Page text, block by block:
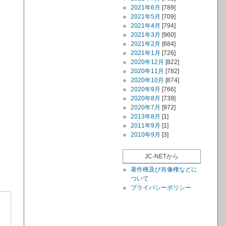
2021年6月 [789]
2021年5月 [709]
2021年4月 [794]
2021年3月 [960]
2021年2月 [684]
2021年1月 [726]
2020年12月 [822]
2020年11月 [782]
2020年10月 [874]
2020年9月 [766]
2020年8月 [739]
2020年7月 [972]
2013年8月 [1]
2011年9月 [1]
2010年9月 [3]
JC-NETから
著作権及び肖像権などに
ついて
プライバシーポリシー